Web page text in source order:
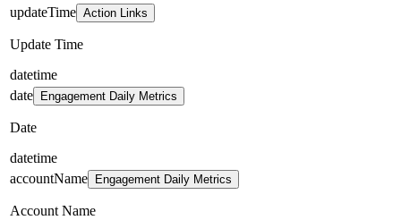
updateTime Action Links
Update Time
datetime
date
Engagement Daily Metrics
Date
datetime
accountName
Engagement Daily Metrics
Account Name